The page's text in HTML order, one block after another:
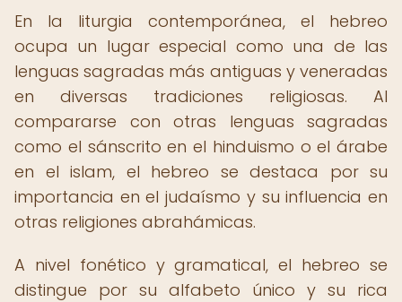
En la liturgia contemporánea, el hebreo
ocupa un lugar especial como una de las
lenguas sagradas más antiguas y veneradas
en diversas tradiciones religiosas. Al
compararse con otras lenguas sagradas
como el sánscrito en el hinduismo o el árabe
en el islam, el hebreo se destaca por su
importancia en el judaísmo y su influencia en
otras religiones abrahámicas.
A nivel fonético y gramatical, el hebreo se
distingue por su alfabeto único y su rica